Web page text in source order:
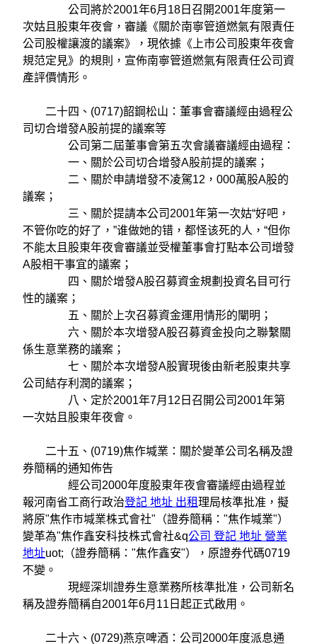
公司將於2001年6月18日召開2001年度第一
次姑且股東年夜會，審議《關於南寧管道燃氣有限責任
公司股權讓渡的議案》，現依據《上市公司股東年夜會
規范定見》的規則，宣佈南寧管道燃氣有限責任公司資
產評價情形。
二十四、(0717)韶鋼松山：董事會審議經由過程公
司切合增發A股前提的議案等
公司第二屆董事會第五次會議審議經由過程：
一、關於公司切合增發A股前提的議案；
二、關於申請增發不凌駕12，000萬股A股的
議案；
三、關於提請本公司2001年第一次姑“好吧，
不管你吃的好了，”谁做她的错，都怪该死的人，“但你
不能太且股東年夜會審議並受權董事會打點本公司增發
A股相干事宜的議案；
四、關於增發A股召募資金規劃投資名目可行
性的議案；
五、關於上次召募資金運用情形的闡明；
六、關於本次增發A股召募資金投向之聯繫關
係生意業務的議案；
七、關於本次增發A股實現後由新老股東共享
公司結存利潤的議案；
八、定於2001年7月12日召開公司2001年第
一次姑且股東年夜會。
二十五、(0719)焦作堿業：關於變革公司名稱及證
券簡稱的通知佈告
經公司2000年度股東年夜會審議經由過程並
報河南省工商行政治登記 地址 出租理局核準批准，擬
將原"焦作市堿業株式會社"（證券簡稱："焦作堿業"）
變革為"焦作鑫安科技株式會社&q公司 登記 地址 營業
地址uot;（證券簡稱："焦作鑫安"），原證券代碼0719
不變。
現經深圳證券生意業務所核準批准，公司新名
稱及證券簡稱自2001年6月11日起正式啟用。
二十六、(0729)燕京啤酒：公司2000年度派息通